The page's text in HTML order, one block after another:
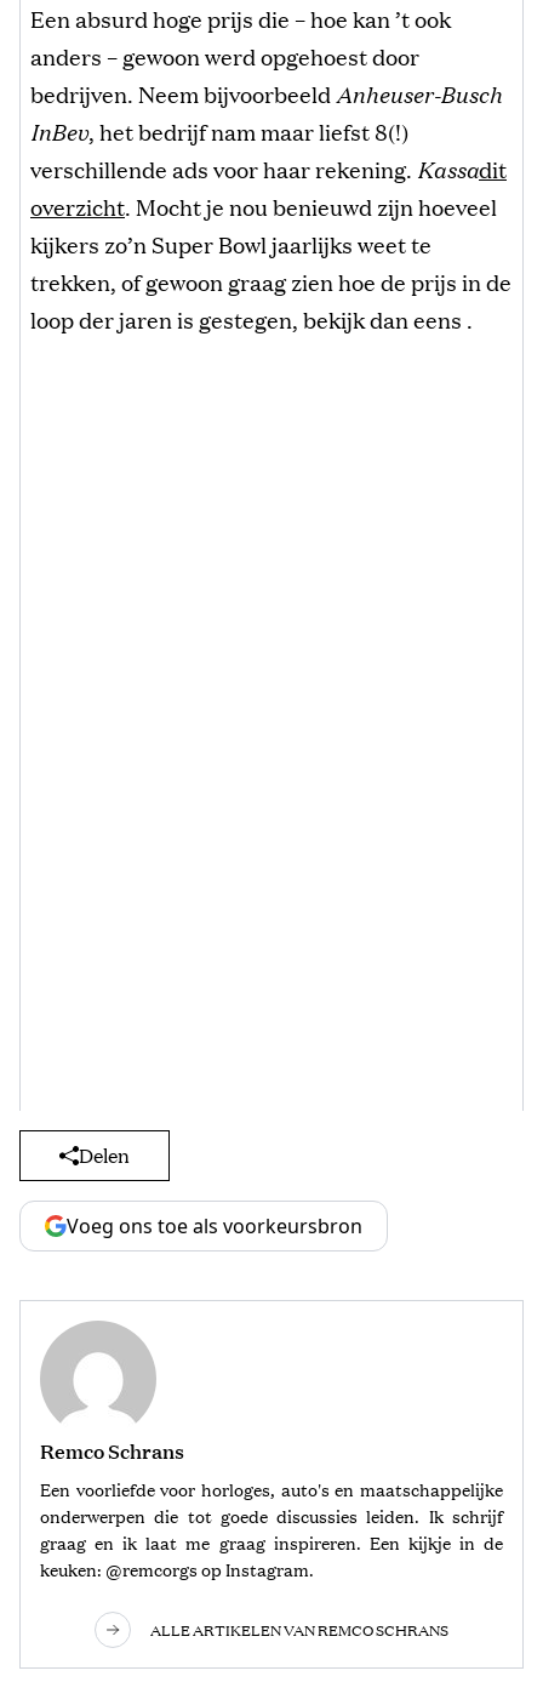
Een absurd hoge prijs die – hoe kan ’t ook
anders – gewoon werd opgehoest door
bedrijven. Neem bijvoorbeeld Anheuser-Busch
InBev, het bedrijf nam maar liefst 8(!)
verschillende ads voor haar rekening. Kassadit
overzicht. Mocht je nou benieuwd zijn hoeveel
kijkers zo’n Super Bowl jaarlijks weet te
trekken, of gewoon graag zien hoe de prijs in de
loop der jaren is gestegen, bekijk dan eens .
Delen
Voeg ons toe als voorkeursbron
Remco Schrans
Een voorliefde voor horloges, auto's en maatschappelijke
onderwerpen die tot goede discussies leiden. Ik schrijf
graag en ik laat me graag inspireren. Een kijkje in de
keuken: @remcorgs op Instagram.
ALLE ARTIKELEN VAN REMCO SCHRANS